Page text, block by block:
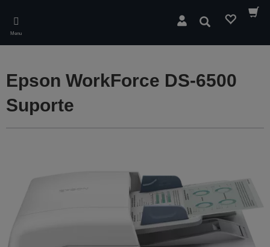
main
content
Menu
Pesquisar
Epson WorkForce DS-6500
Suporte